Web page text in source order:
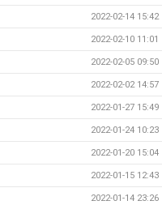
2022-02-14 15:42
2022-02-10 11:01
2022-02-05 09:50
2022-02-02 14:57
2022-01-27 15:49
2022-01-24 10:23
2022-01-20 15:04
2022-01-15 12:43
2022-01-14 23:26